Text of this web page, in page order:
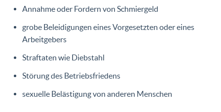
Annahme oder Fordern von Schmiergeld
grobe Beleidigungen eines Vorgesetzten oder eines
Arbeitgebers
Straftaten wie Diebstahl
Störung des Betriebsfriedens
sexuelle Belästigung von anderen Menschen